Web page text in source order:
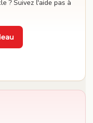
? Suivez l'aide pas à